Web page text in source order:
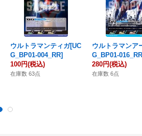
ウルトラマンティガ[UC
G_BP01-004_RR]
100円(税込)
在庫数 63点
ウルトラマンア
G_BP01-
280円(税込)
在庫数 6点